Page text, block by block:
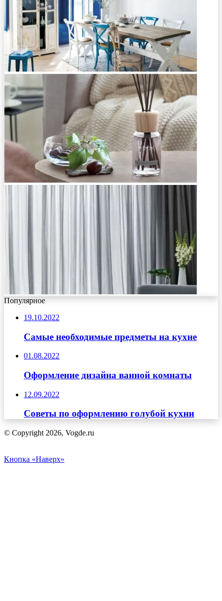
Популярное
19.10.2022
Самые необходимые предметы на кухне
01.08.2022
Оформление дизайна ванной комнаты
12.09.2022
Советы по оформлению голубой кухни
© Copyright 2026, Vogde.ru
Кнопка «Наверх»